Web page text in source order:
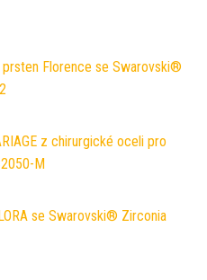
prsten Florence se Swarovski®
z chirurgické oceli pro
M
se Swarovski® Zirconia